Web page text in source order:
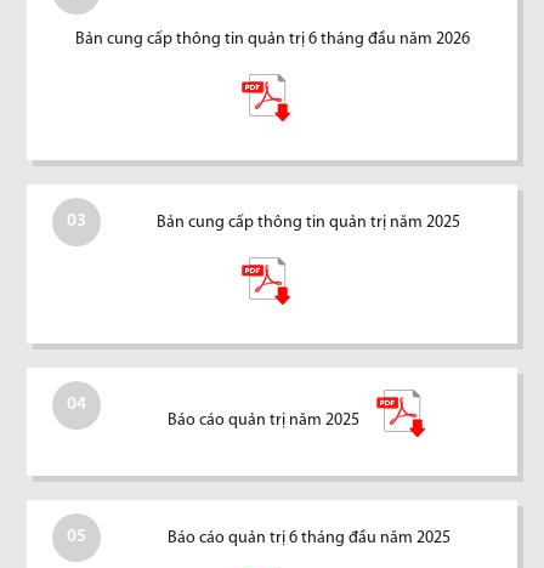
Bản cung cấp thông tin quản trị 6 tháng đầu năm 2026
03 Bản cung cấp thông tin quản trị năm 2025
04
Báo cáo quản trị năm 2025
05 Báo cáo quản trị 6 tháng đầu năm 2025